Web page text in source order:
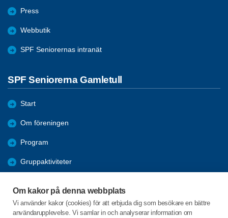
Om kakor på denna webbplats
Vi använder kakor (cookies) för att erbjuda dig som besökare en bättre
användarupplevelse. Vi samlar in och analyserar information om
Press
Webbutik
SPF Seniorernas intranät
SPF Seniorerna Gamletull
Start
Om föreningen
Program
Gruppaktiviteter
Förmåner